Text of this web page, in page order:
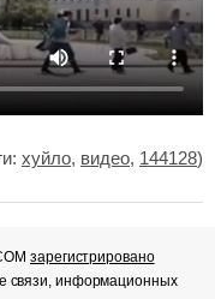
хуйло, видео, 144128)
зарегистрировано
связи, информационных